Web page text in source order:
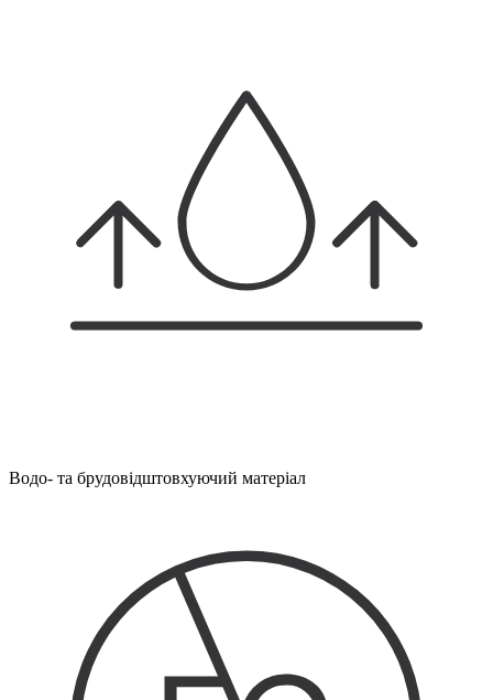
Водо- та брудовідштовхуючий матеріал